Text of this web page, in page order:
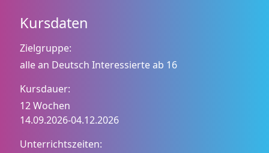
Kursdaten
Zielgruppe:
alle an Deutsch Interessierte ab 16
Kursdauer:
12 Wochen
14.09.2026-04.12.2026
Unterrichtszeiten: